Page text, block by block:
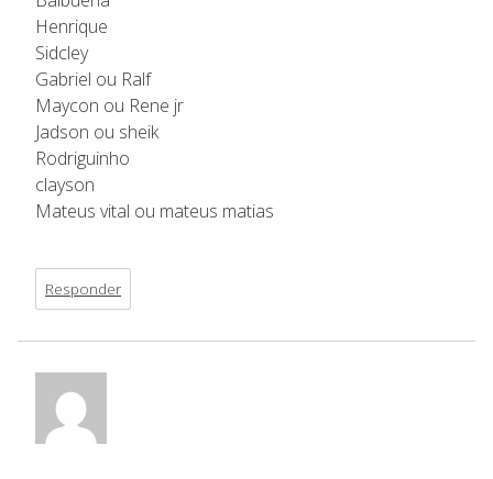
Henrique
Sidcley
Gabriel ou Ralf
Maycon ou Rene jr
Jadson ou sheik
Rodriguinho
clayson
Mateus vital ou mateus matias
Responder